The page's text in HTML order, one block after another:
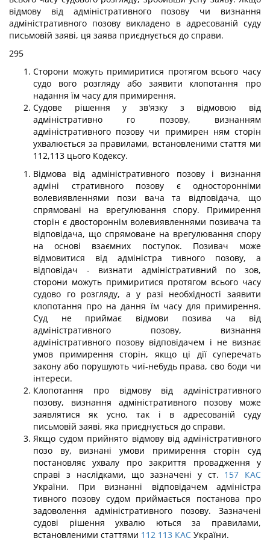
відмову від адміністративного позову чи визнання
адміністративного позову викладено в адресованій суду
письмовій заяві, ця заява приєднується до справи.
295
Сторони можуть примиритися протягом всього часу
судо вого розгляду або заявити клопотання про
надання їм часу для примирення.
Судове рішення у зв'язку з відмовою від
адміністративно го позову, визнанням
адміністративного позову чи примирен ням сторін
ухвалюється за правилами, встановленими стаття ми
112,113 цього Кодексу.
Відмова від адміністративного позову і визнання
адміні стративного позову є односторонніми
волевиявленнями пози вача та відповідача, що
спрямовані на врегулювання спору. Примирення
сторін є двостороннім волевиявленнями позивача та
відповідача, що спрямоване на врегулювання спору
на основі взаємних поступок. Позивач може
відмовитися від адміністра тивного позову, а
відповідач - визнати адміністративний по зов,
сторони можуть примиритися протягом всього часу
судово го розгляду, а у разі необхідності заявити
клопотання про на дання їм часу для примирення.
Суд не приймає відмови позива ча від
адміністративного позову, визнання
адміністративного позову відповідачем і не визнає
умов примирення сторін, якщо ці дії суперечать
закону або порушують чиї-небудь права, сво боди чи
інтереси.
Клопотання про відмову від адміністративного
позову, визнання адміністративного позову може
заявлятися як усно, так і в адресованій суду
письмовій заяві, яка приєднується до справи.
Якщо судом прийнято відмову від адміністративного
позо ву, визнані умови примирення сторін суд
постановляє ухвалу про закриття провадження у
справі з наслідками, що зазначені у ст. 157 КАС
України. При визнанні відповідачем адміністра
тивного позову судом приймається постанова про
задоволення адміністративного позову. Зазначені
судові рішення ухвалю ються за правилами,
встановленими статтями 112 113 КАС України.